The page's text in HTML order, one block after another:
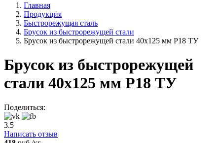
Главная
Продукция
Быстрорежущая сталь
Брусок из быстрорежущей стали
Брусок из быстрорежущей стали 40x125 мм Р18 ТУ
Брусок из быстрорежущей
стали 40x125 мм Р18 ТУ
Поделиться:
3.5
Написать отзыв